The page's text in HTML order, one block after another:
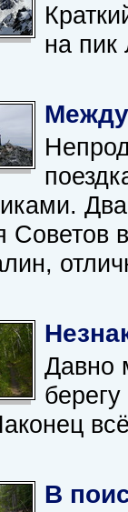
на пик
Советов
Давно
В